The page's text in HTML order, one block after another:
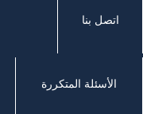
اتصل بنا
الأسئلة المتكررة